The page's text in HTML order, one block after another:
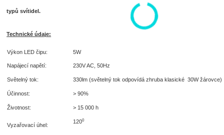
typů svítidel.
Technické údaje:
Výkon LED čipu: 5W
Napájecí napětí: 230V AC, 50Hz
Světelný tok: 330lm (světelný tok odpovídá zhruba klasické 30W žárovce)
Účinnost: > 90%
Životnost: > 15 000 h
Vyzařovací úhel:
1200